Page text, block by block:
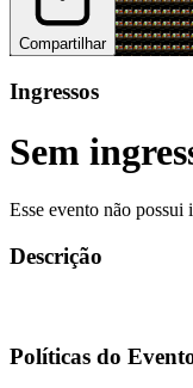
Compartilhar
Ingressos
Sem
Esse evento não possui
Descrição
Políticas do